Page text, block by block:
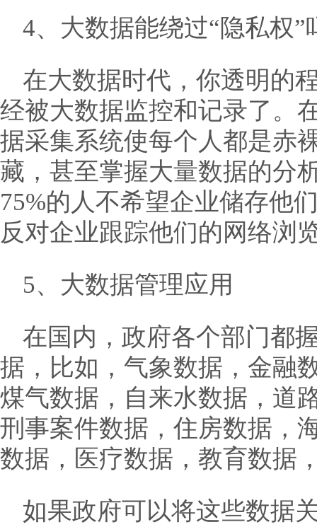
4、大数据能绕过“隐私权”
在大数据时代，你透明的
经被大数据监控和记录了。
据采集系统使每个人都是赤
藏，甚至掌握大量数据的分
75%的人不希望企业储存他
反对企业跟踪他们的网络浏
5、大数据管理应用
在国内，政府各个部门都
据，比如，气象数据，金融
煤气数据，自来水数据，道
刑事案件数据，住房数据，
数据，医疗数据，教育数据
如果政府可以将这些数据